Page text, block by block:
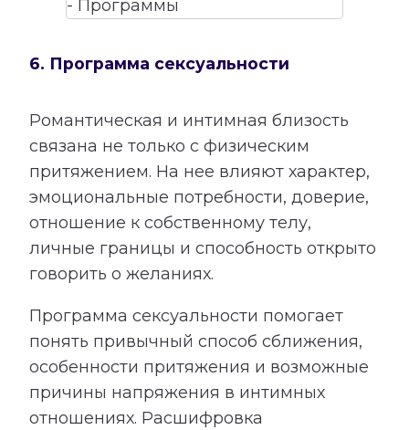
6. Программа сексуальности
Романтическая и интимная близость
связана не только с физическим
притяжением. На нее влияют характер,
эмоциональные потребности, доверие,
отношение к собственному телу,
личные границы и способность открыто
говорить о желаниях.
Программа сексуальности помогает
понять привычный способ сближения,
особенности притяжения и возможные
причины напряжения в интимных
отношениях. Расшифровка